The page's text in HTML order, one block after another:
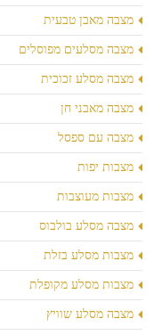
מצבה מאבן טבעית
מצבה מסלעים מפוסלים
מצבה מסלע זכוכית
מצבה מאבני חן
מצבה עם ספסל
מצבות יפות
מצבות מעוצבות
מצבה מסלע בולבוס
מצבות מסלע בזלת
מצבות מסלע מקופלת
מצבה מסלע שוויץ